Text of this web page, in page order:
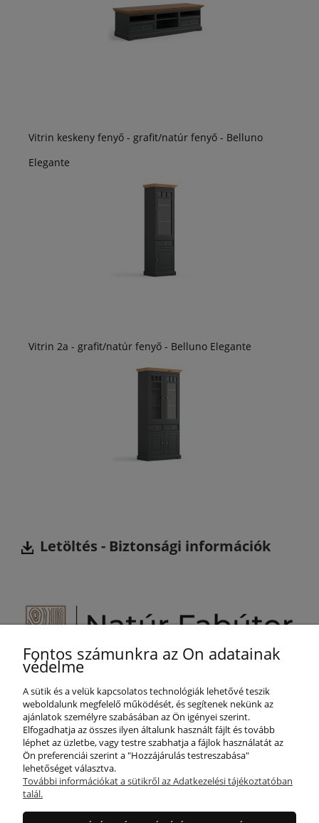
Vitrin keskeny fenyő - grafit/natúr fenyő - Belluno
Elegante
Vitrin 2a - grafit/natúr fenyő - Belluno Elegante
Letöltés - Biztonsági információk
Segítünk Önnek!
info@naturfabutor.hu
SEGÍTSÉG
FIÓKOM
Fontos számunkra az Ön adatainak
védelme
A sütik és a velük kapcsolatos technológiák lehetővé teszik
weboldalunk megfelelő működését, és segítenek nekünk az
ajánlatok személyre szabásában az Ön igényei szerint.
Elfogadhatja az összes ilyen általunk használt fájlt és tovább
léphet az üzletbe, vagy testre szabhatja a fájlok használatát az
Ön preferenciái szerint a "Hozzájárulás testreszabása"
lehetőséget választva.
További információkat a sütikről az Adatkezelési tájékoztatóban
talál.